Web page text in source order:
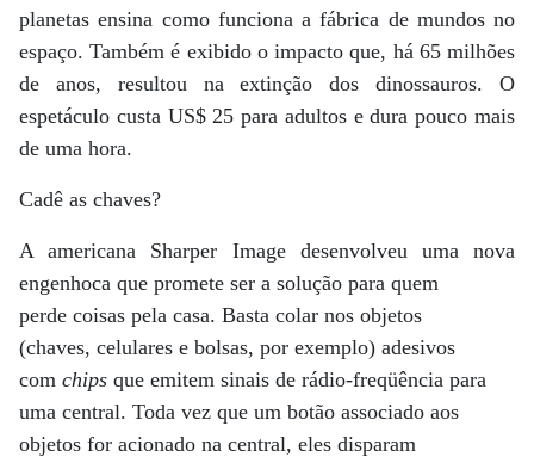
planetas ensina como funciona a fábrica de mundos no
espaço. Também é exibido o impacto que, há 65 milhões
de anos, resultou na extinção dos dinossauros. O
espetáculo custa US$ 25 para adultos e dura pouco mais
de uma hora.
Cadê as chaves?
A americana Sharper Image desenvolveu uma nova
engenhoca que promete ser a solução para quem
perde coisas pela casa. Basta colar nos objetos
(chaves, celulares e bolsas, por exemplo) adesivos
com chips que emitem sinais de rádio-freqüência para
uma central. Toda vez que um botão associado aos
objetos for acionado na central, eles disparam